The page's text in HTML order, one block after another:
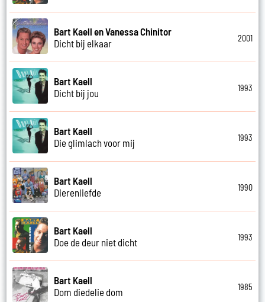
Bart Kaell en Vanessa Chinitor
Dicht bij elkaar
2001
Bart Kaell
Dicht bij jou
1993
Bart Kaell
Die glimlach voor mij
1993
Bart Kaell
Dierenliefde
1990
Bart Kaell
Doe de deur niet dicht
1993
Bart Kaell
Dom diedelie dom
1985